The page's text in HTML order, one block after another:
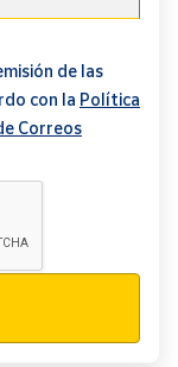
de las
con la Política
Correos